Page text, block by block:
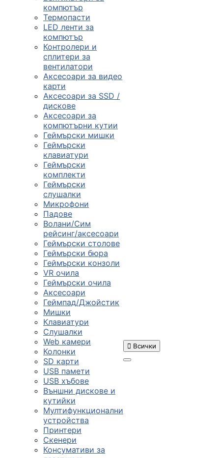
компютър
Термопасти
LED ленти за
компютър
Контролери и
сплитери за
вентилатори
Аксесоари за видео
карти
Аксесоари за SSD /
дискове
Аксесоари за
компютърни кутии
Геймърски мишки
Геймърски
клавиатури
Геймърски
комплекти
Геймърски
слушалки
Микрофони
Падове
Волани/Сим
рейсинг/аксесоари
Геймърски столове
Геймърски бюра
Геймърски конзоли
VR очила
Геймърски очила
Аксесоари
Геймпад/Джойстик
Мишки
Клавиатури
Слушалки
Web камери
Колонки
SD карти
USB памети
USB хъбове
Външни дискове и
кутийки
Мултифункционални
устройства
Принтери
Скенери
Консумативи за
 Всички